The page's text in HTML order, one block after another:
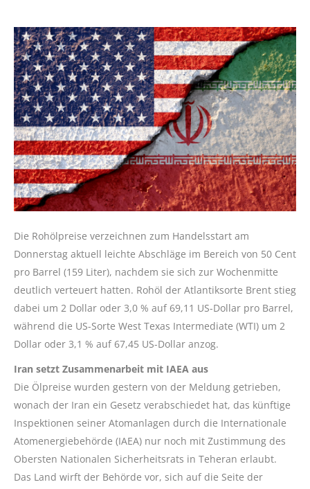
Die Rohölpreise verzeichnen zum Handelsstart am
Donnerstag aktuell leichte Abschläge im Bereich von 50 Cent
pro Barrel (159 Liter), nachdem sie sich zur Wochenmitte
deutlich verteuert hatten. Rohöl der Atlantiksorte Brent stieg
dabei um 2 Dollar oder 3,0 % auf 69,11 US-Dollar pro Barrel,
während die US-Sorte West Texas Intermediate (WTI) um 2
Dollar oder 3,1 % auf 67,45 US-Dollar anzog.
Iran setzt Zusammenarbeit mit IAEA aus
Die Ölpreise wurden gestern von der Meldung getrieben,
wonach der Iran ein Gesetz verabschiedet hat, das künftige
Inspektionen seiner Atomanlagen durch die Internationale
Atomenergiebehörde (IAEA) nur noch mit Zustimmung des
Obersten Nationalen Sicherheitsrats in Teheran erlaubt.
Das Land wirft der Behörde vor, sich auf die Seite der